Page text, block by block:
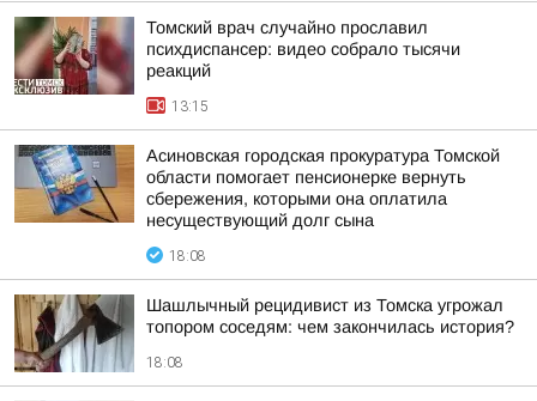
Томский врач случайно прославил
психдиспансер: видео собрало тысячи
реакций
13:15
Асиновская городская прокуратура Томской
области помогает пенсионерке вернуть
сбережения, которыми она оплатила
несуществующий долг сына
18:08
Шашлычный рецидивист из Томска угрожал
топором соседям: чем закончилась история?
18:08